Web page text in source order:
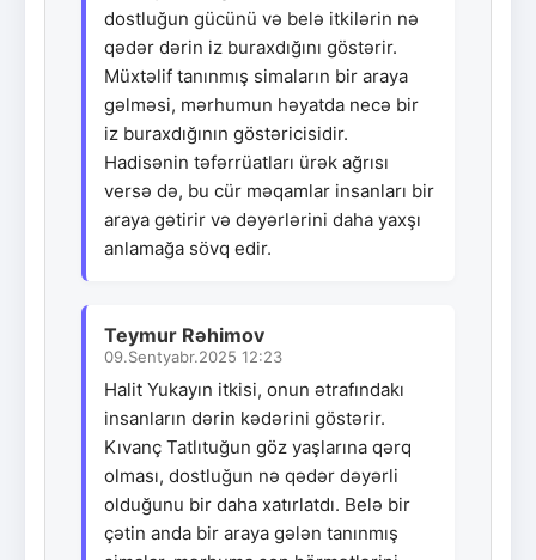
dostluğun gücünü və belə itkilərin nə
qədər dərin iz buraxdığını göstərir.
Müxtəlif tanınmış simaların bir araya
gəlməsi, mərhumun həyatda necə bir
iz buraxdığının göstəricisidir.
Hadisənin təfərrüatları ürək ağrısı
versə də, bu cür məqamlar insanları bir
araya gətirir və dəyərlərini daha yaxşı
anlamağa sövq edir.
Teymur Rəhimov
09.Sentyabr.2025 12:23
Halit Yukayın itkisi, onun ətrafındakı
insanların dərin kədərini göstərir.
Kıvanç Tatlıtuğun göz yaşlarına qərq
olması, dostluğun nə qədər dəyərli
olduğunu bir daha xatırlatdı. Belə bir
çətin anda bir araya gələn tanınmış